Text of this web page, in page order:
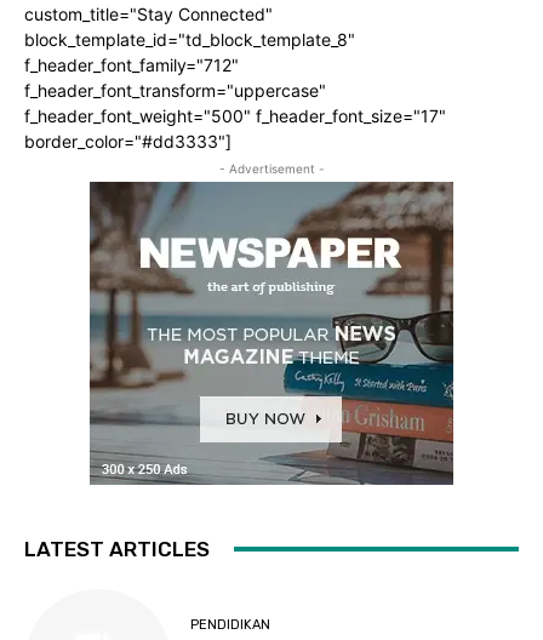
custom_title="Stay Connected"
block_template_id="td_block_template_8"
f_header_font_family="712"
f_header_font_transform="uppercase"
f_header_font_weight="500" f_header_font_size="17"
border_color="#dd3333"]
- Advertisement -
LATEST ARTICLES
PENDIDIKAN